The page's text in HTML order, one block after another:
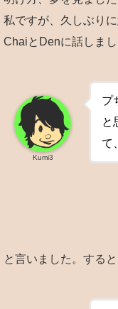
私ですが、久しぶり
ChaiとDenに話しまし
プ
と
て
Kumi3
と言いました。する